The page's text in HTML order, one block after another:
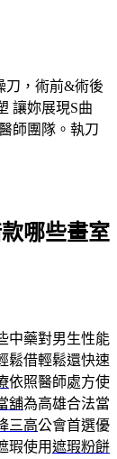
刀，術前&術後
讓妳展現S曲
師團隊。執刀
哪些畫室
中藥對男生性能
鬆借輕鬆還快速
依照醫師處方使
舖為高雄合法當
三高公會首選優
瑕使用遮瑕粉餅